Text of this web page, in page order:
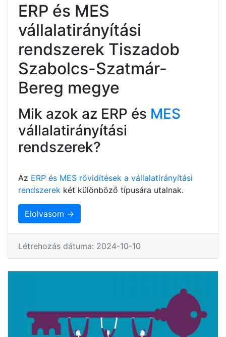
ERP és MES
vállalatirányítási
rendszerek Tiszadob
Szabolcs-Szatmár-
Bereg megye
Mik azok az ERP és MES
vállalatirányítási
rendszerek?
Az ERP és MES rövidítések a vállalatirányítási
rendszerek két különböző típusára utalnak.
Elolvasom →
Létrehozás dátuma: 2024-10-10